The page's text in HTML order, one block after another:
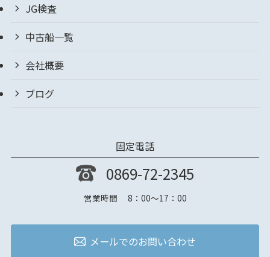
JG検査
中古船一覧
会社概要
ブログ
固定電話
0869-72-2345
営業時間 8：00～17：00
メールでのお問い合わせ